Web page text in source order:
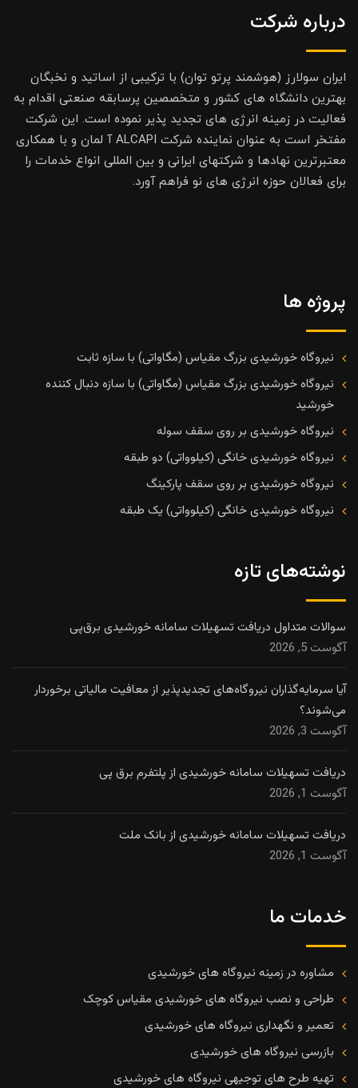
درباره شرکت
ایران سولارز (هوشمند پرتو توان) با ترکیبی از اساتید و نخبگان
بهترین دانشگاه های کشور و متخصصین پرسابقه صنعتی اقدام به
فعالیت در زمینه انرژی های تجدید پذیر نموده است. این شرکت
مفتخر است به عنوان نماینده شرکت ALCAPI آ لمان و با همکاری
معتبرترین نهادها و شرکتهای ایرانی و بین المللی انواع خدمات را
برای فعالان حوزه انرژی های نو فراهم آورد.
پروژه ها
نیروگاه خورشیدی بزرگ مقیاس (مگاواتی) با سازه ثابت
نیروگاه خورشیدی بزرگ مقیاس (مگاواتی) با سازه دنبال کننده
خورشید
نیروگاه خورشیدی بر روی سقف سوله
نیروگاه خورشیدی خانگی (کیلوواتی) دو طبقه
نیروگاه خورشیدی بر روی سقف پارکینگ
نیروگاه خورشیدی خانگی (کیلوواتی) یک طبقه
نوشته‌های تازه
سوالات متداول دریافت تسهیلات سامانه خورشیدی برق‌پی
آگوست 5, 2026
آیا سرمایه‌گذاران نیروگاه‌های تجدیدپذیر از معافیت مالیاتی برخوردار
می‌شوند؟
آگوست 3, 2026
دریافت تسهیلات سامانه خورشیدی از پلتفرم برق پی
آگوست 1, 2026
دریافت تسهیلات سامانه خورشیدی از بانک ملت
آگوست 1, 2026
خدمات ما
مشاوره در زمینه نیروگاه های خورشیدی
طراحی و نصب نیروگاه های خورشیدی مقیاس کوچک
تعمیر و نگهداری نیروگاه های خورشیدی
بازرسی نیروگاه های خورشیدی
تهیه طرح های توجیهی نیروگاه های خورشیدی